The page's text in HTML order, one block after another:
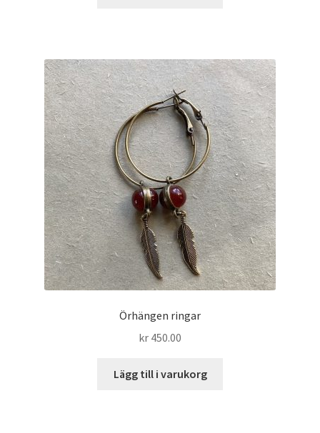
Örhängen ringar
kr 450.00
Lägg till i varukorg